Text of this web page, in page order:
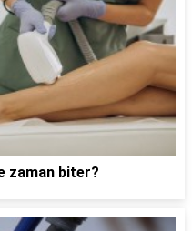
zaman biter?